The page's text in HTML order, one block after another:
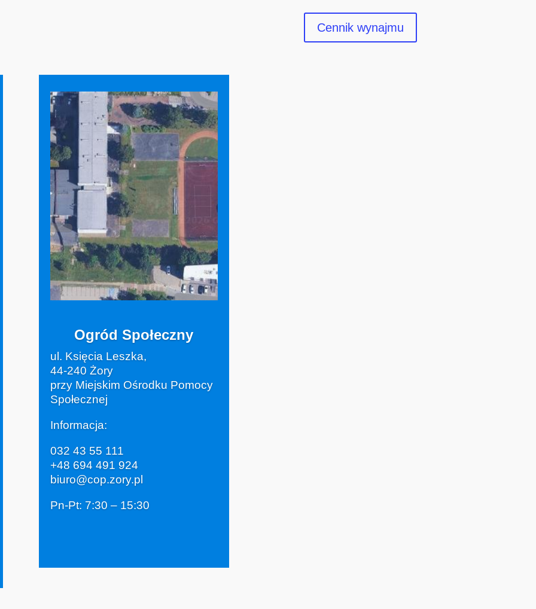
Cennik wynajmu
Ogród Społeczny
ul. Księcia Leszka,
44-240 Żory
przy Miejskim Ośrodku Pomocy
Społecznej
Informacja:
032 43 55 111
+48 694 491 924
biuro@cop.zory.pl
Pn-Pt: 7:30 – 15:30